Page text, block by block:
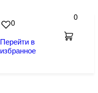
0
Перейти в
избранное
0